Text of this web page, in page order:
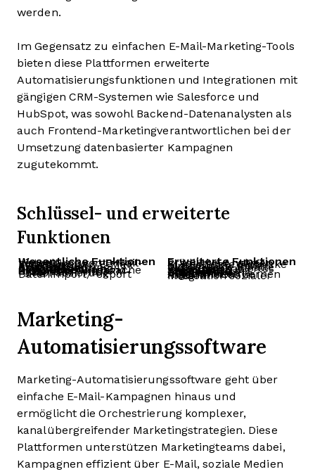
werden.
Im Gegensatz zu einfachen E-Mail-Marketing-Tools
bieten diese Plattformen erweiterte
Automatisierungsfunktionen und Integrationen mit
gängigen CRM-Systemen wie Salesforce und
HubSpot, was sowohl Backend-Datenanalysten als
auch Frontend-Marketingverantwortlichen bei der
Umsetzung datenbasierter Kampagnen
zugutekommt.
Schlüssel- und erweiterte
Funktionen
Wesentliche Funktionen Erweiterte Funktionen
Verwaltung von E-Mail-Listen Prädiktive Analysen
Erstellung von E-Mail-Vorlagen KI-gestützte Einblicke
A/B-Tests Multivariate Tests
Planung und Automatisierung Dynamische Inhalte
Analyse und Berichterstattung Verhaltensbasiertes Tracking
Segmentierung und Zielgruppenansprache Erweiterte Segmentierung
Integration mit CRM-Systemen Anpassbare Dashboards
Personalisierung Erweiterte API-Integrationen
Datenimport/-export Algorithmen für maschinelles Lernen
Integration sozialer Medien
Marketing-
Automatisierungssoftware
Marketing-Automatisierungssoftware geht über
einfache E-Mail-Kampagnen hinaus und
ermöglicht die Orchestrierung komplexer,
kanalübergreifender Marketingstrategien. Diese
Plattformen unterstützen Marketingteams dabei,
Kampagnen effizient über E-Mail, soziale Medien